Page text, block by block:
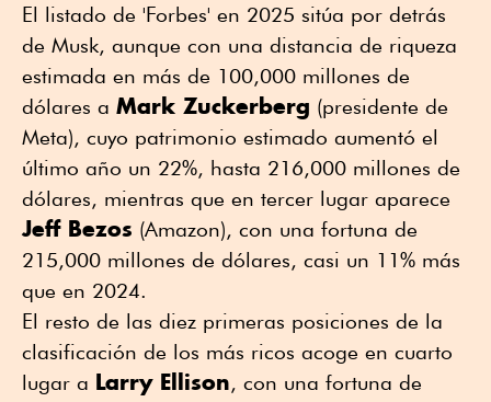
El listado de 'Forbes' en 2025 sitúa por detrás
de Musk, aunque con una distancia de riqueza
estimada en más de 100,000 millones de
dólares a Mark Zuckerberg (presidente de
Meta), cuyo patrimonio estimado aumentó el
último año un 22%, hasta 216,000 millones de
dólares, mientras que en tercer lugar aparece
Jeff Bezos (Amazon), con una fortuna de
215,000 millones de dólares, casi un 11% más
que en 2024.
El resto de las diez primeras posiciones de la
clasificación de los más ricos acoge en cuarto
lugar a Larry Ellison, con una fortuna de